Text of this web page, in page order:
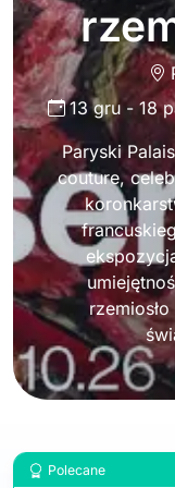
13 gru-18
Paryski
couture,
Polecane